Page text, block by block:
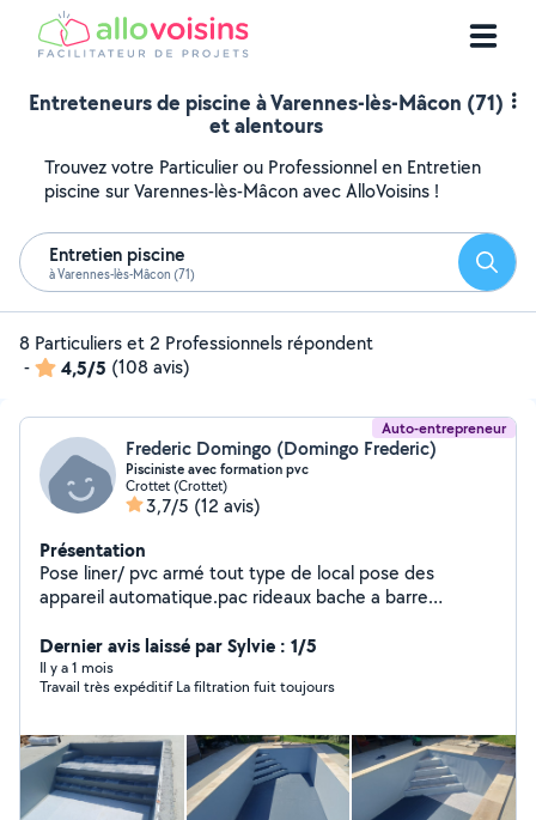
Entreteneurs de piscine à Varennes-lès-Mâcon (71)
et alentours
Trouvez votre Particulier ou Professionnel en Entretien
piscine sur Varennes-lès-Mâcon avec AlloVoisins !
Entretien piscine
à Varennes-lès-Mâcon (71)
8 Particuliers et 2 Professionnels répondent
-
4,5/5 (108 avis)
Auto-entrepreneur
Frederic Domingo (Domingo Frederic)
Pisciniste avec formation pvc
Crottet (Crottet)
3,7/5 (12 avis)
Présentation
Pose liner/ pvc armé tout type de local pose des
appareil automatique.pac rideaux bache a barre
Dernier avis laissé par Sylvie : 1/5
Il y a 1 mois
Travail très expéditif La filtration fuit toujours